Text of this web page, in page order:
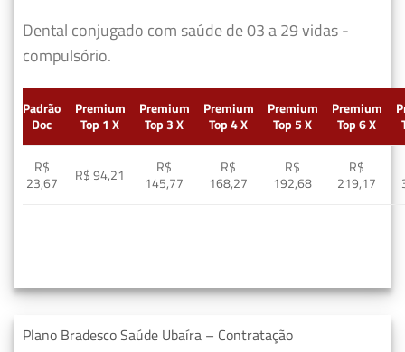
Dental conjugado com saúde de 03 a 29 vidas -
compulsório.
Padrão
Doc
Premium
Top 1 X
Premium
Top 3 X
Premium
Top 4 X
Premium
Top 5 X
Premium
Top 6 X
R$
23,67
R$ 94,21
R$
145,77
R$
168,27
R$
192,68
R$
219,17
Plano Bradesco Saúde Ubaíra – Contratação